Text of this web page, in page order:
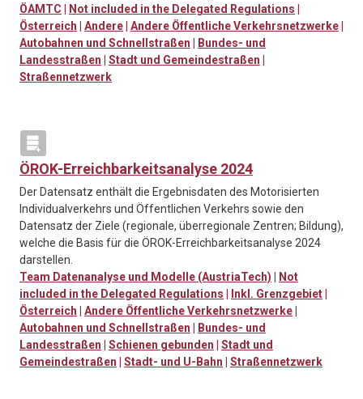
ÖAMTC
Not included in the Delegated Regulations
Österreich
Andere Andere Öffentliche Verkehrsnetzwerke
Autobahnen und Schnellstraßen
Bundes- und
Landesstraßen
Stadt und Gemeindestraßen
Straßennetzwerk
ÖROK-Erreichbarkeitsanalyse 2024
Der Datensatz enthält die Ergebnisdaten des Motorisierten
Individualverkehrs und Öffentlichen Verkehrs sowie den
Datensatz der Ziele (regionale, überregionale Zentren; Bildung),
welche die Basis für die ÖROK-Erreichbarkeitsanalyse 2024
darstellen.
Team Datenanalyse und Modelle (AustriaTech)
Not
included in the Delegated Regulations
Inkl. Grenzgebiet
Österreich
Andere Öffentliche Verkehrsnetzwerke
Autobahnen und Schnellstraßen
Bundes- und
Landesstraßen
Schienen gebunden
Stadt und
Gemeindestraßen
Stadt- und U-Bahn Straßennetzwerk